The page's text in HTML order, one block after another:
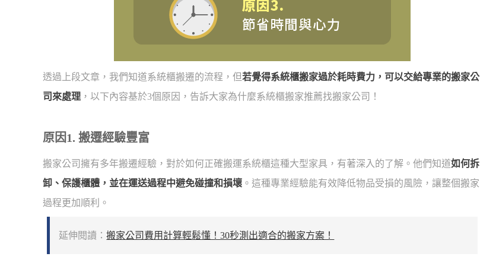
透過上段文章，我們知道系統櫃搬遷的流程，但若覺得系統櫃搬家過於耗時費力，可以交給專業的搬家公
司來處理 ，以下內容基於3個原因，告訴大家為什麼系統櫃搬家推薦找搬家公司！
原因1. 搬遷經驗豐富
搬家公司擁有多年搬遷經驗，對於如何正確搬運系統櫃這種大型家具，有著深入的了解。他們知道如何拆
卸、保護櫃體，並在運送過程中避免碰撞和損壞 。這種專業經驗能有效降低物品受損的風險，讓整個搬家
過程更加順利。
延伸閱讀：搬家公司費用計算輕鬆懂！30秒測出適合的搬家方案！